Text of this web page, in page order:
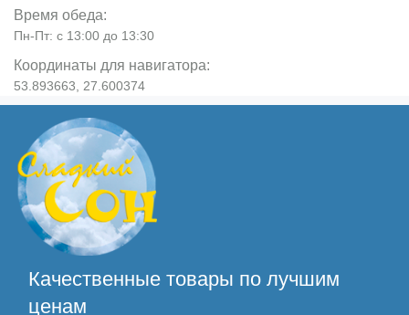
Время обеда:
Пн-Пт: с 13:00 до 13:30
Координаты для навигатора:
53.893663, 27.600374
Качественные товары по лучшим
ценам